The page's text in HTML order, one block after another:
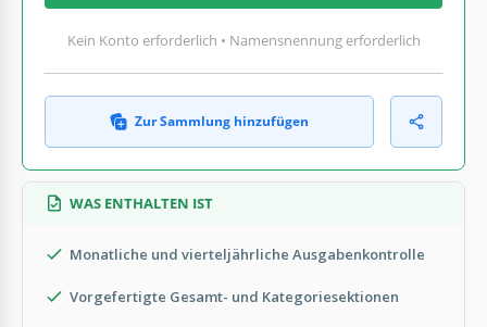
Kein Konto erforderlich • Namensnennung erforderlich
Zur Sammlung hinzufügen
WAS ENTHALTEN IST
Monatliche und vierteljährliche Ausgabenkontrolle
Vorgefertigte Gesamt- und Kategoriesektionen